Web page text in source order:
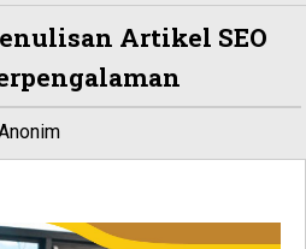
Artikel SEO